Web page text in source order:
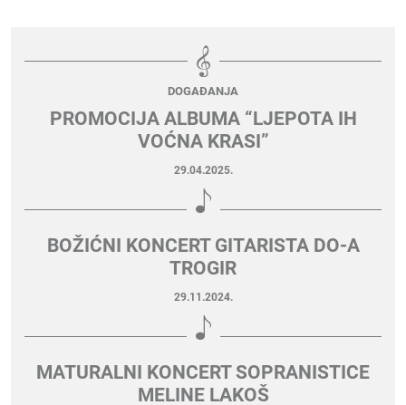
DOGAĐANJA
PROMOCIJA ALBUMA “LJEPOTA IH
VOĆNA KRASI”
29.04.2025.
BOŽIĆNI KONCERT GITARISTA DO-A
TROGIR
29.11.2024.
MATURALNI KONCERT SOPRANISTICE
MELINE LAKOŠ